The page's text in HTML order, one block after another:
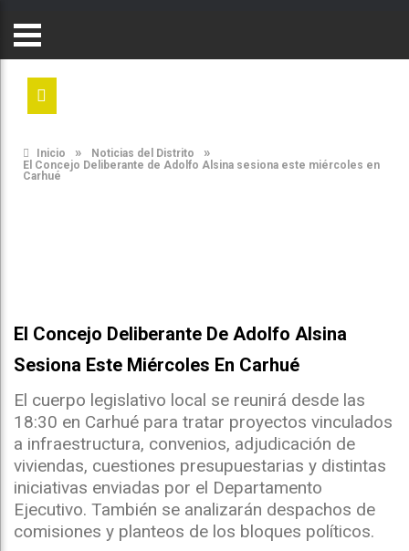
Inicio » Noticias del Distrito »
El Concejo Deliberante de Adolfo Alsina sesiona este miércoles en
Carhué
El Concejo Deliberante De Adolfo Alsina
Sesiona Este Miércoles En Carhué
El cuerpo legislativo local se reunirá desde las
18:30 en Carhué para tratar proyectos vinculados
a infraestructura, convenios, adjudicación de
viviendas, cuestiones presupuestarias y distintas
iniciativas enviadas por el Departamento
Ejecutivo. También se analizarán despachos de
comisiones y planteos de los bloques políticos.